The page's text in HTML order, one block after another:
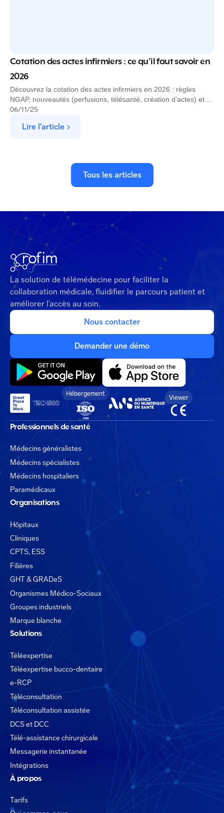
Cotation des actes infirmiers : ce qu’il faut savoir en
2026
Découvrez la cotation des actes infirmiers en 2026 : règles
NGAP, nouveautés (perfusions, télésanté, création d’actes) et
tarifs à connaître.
06/11/25
Lire l'article
Tous les articles
La solution de télémédecine pour faciliter la
collaboration médicale, fluidifier le parcours patient et
améliorer l’accès au soin.
Nous contacter
Demander une démo
Hébergement
Viewer
Professionnels de santé
Médecins généralistes
Médecins spécialistes
Médecins hospitaliers
Paramédicaux
Organisations
Hôpitaux
Cliniques
CPTS, ESS
Filières
GHT & GRADeS
Organismes Médico-Sociaux
Groupes industriels
Marque blanche
Solutions
Téléexpertise
Téléexpertise bucco-dentaire
e-RCP
Téléconsultation
Téléconsultation assistée
DCS et DCC
Télé-assistance chirurgicale
Messagerie instantanée
Intégrations
À propos
Tarifs